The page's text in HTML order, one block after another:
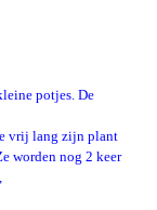
potjes. De
vrij lang zijn plant
worden nog 2 keer